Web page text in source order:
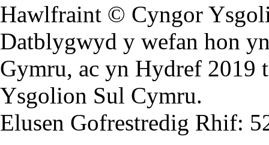
Hawlfraint © Cyngor
Datblygwyd y wefan hon
Gymru, ac yn Hydref
Ysgolion Sul Cymru.
Elusen Gofrestredig Rhif: